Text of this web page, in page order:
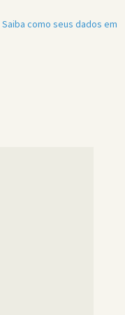
Saiba como seus dados em